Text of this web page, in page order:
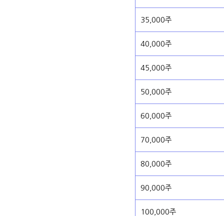
35,000주
40,000주
45,000주
50,000주
60,000주
70,000주
80,000주
90,000주
100,000주